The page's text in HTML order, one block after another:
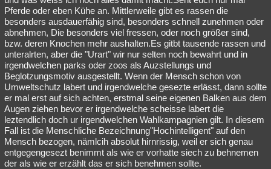
Pferde oder eben Kühe an. Mittlerweile gibt es rassen die
besonders ausdauerfähig sind, besonders schnell zunehmen oder
abnehmen, Die besonders viel fressen, oder noch größer sind,
bzw. deren Knochen mehr aushalten.Es gitbt tausende rassen und
unteralrten, aber die "Urart" wir nur selten noch bewahrt und in
irgendwelchen parks oder zoos als Auzstellungs und
Beglotzungsmotiv ausgestellt. Wenn der Mensch schon von
Umweltschutz labert und irgendwelche gesezte erlässt, dann sollte
er mal erst auf sich achten, erstmal seine eigenen Balken aus dem
Augen ziehen bevor er irgendwelche scheisse labert die
leztendlich doch ur irgendwelchen Wahlkampagnien gilt. In diesem
Fall ist die Menschliche Bezeichnung"Hochintelligent" auf den
Mensch bezogen, nämlcih absolut hirnrissig, weil er sich genau
entgegengesezt benimmt als wie er vorhatte siech zu behnemen
der als wie er erzählt das er sich benehmen sollte.